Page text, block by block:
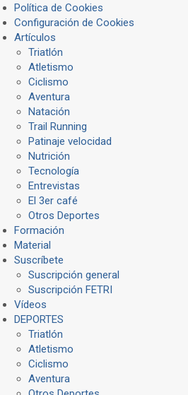
Política de Cookies
Configuración de Cookies
Artículos
Triatlón
Atletismo
Ciclismo
Aventura
Natación
Trail Running
Patinaje velocidad
Nutrición
Tecnología
Entrevistas
El 3er café
Otros Deportes
Formación
Material
Suscríbete
Suscripción general
Suscripción FETRI
Vídeos
DEPORTES
Triatlón
Atletismo
Ciclismo
Aventura